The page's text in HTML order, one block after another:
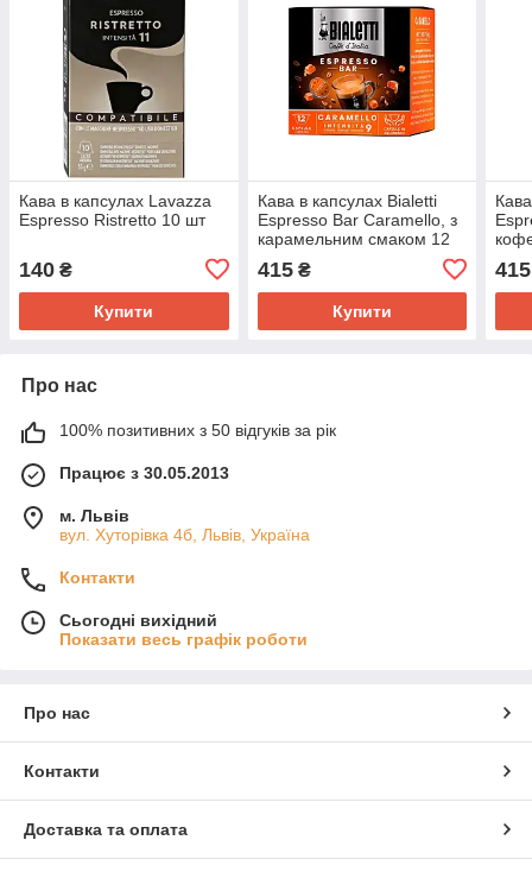
Кава в капсулах Lavazza
Espresso Ristretto 10 шт
140 ₴
Купити
Кава в капсулах Bialetti
Espresso Bar Caramello, з
карамельним смаком 12
415₴
Купити
415
Про нас
100% позитивних з 50 відгуків за рік
Працює з 30.05.2013
м. Львів
вул. Хуторівка 4б, Львів, Україна
Контакти
Сьогодні вихідний
Показати весь графік роботи
Про нас
Контакти
Доставка та оплата